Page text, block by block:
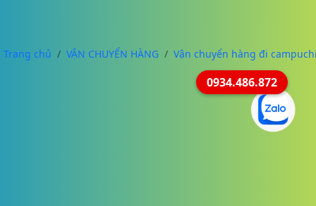
Trang chủ VẬN CHUYỂN HÀNG Vận chuyển hàng đi
0934.486.872